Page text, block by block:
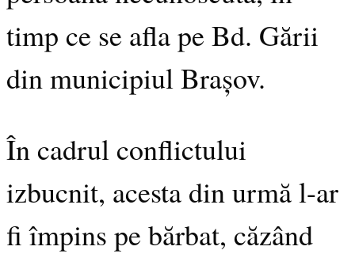
timp ce se afla pe Bd. Gării
din municipiul Brașov.
În cadrul conflictului
izbucnit, acesta din urmă l-ar
fi împins pe bărbat, căzând